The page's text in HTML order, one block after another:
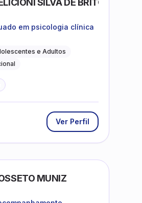
SILVA DE BRITO
em psicologia clínica
e Adultos
Ver Perfil
MUNIZ